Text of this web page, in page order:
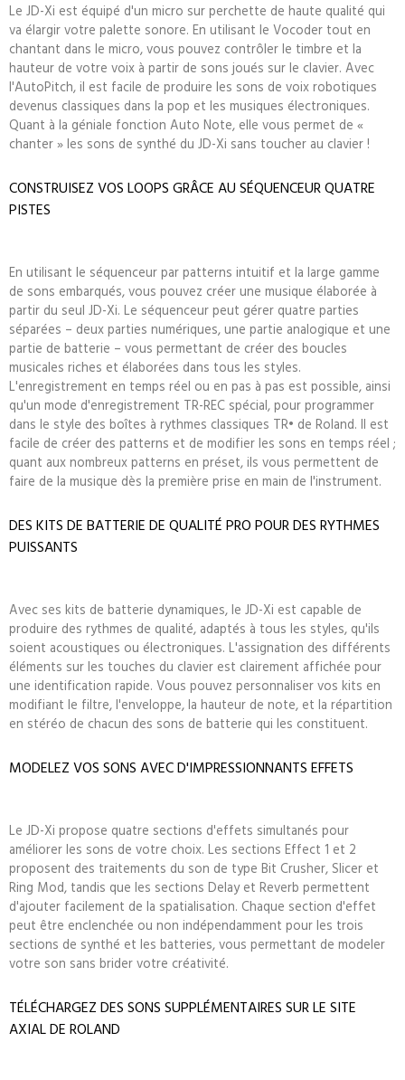
Le JD-Xi est équipé d'un micro sur perchette de haute qualité qui
va élargir votre palette sonore. En utilisant le Vocoder tout en
chantant dans le micro, vous pouvez contrôler le timbre et la
hauteur de votre voix à partir de sons joués sur le clavier. Avec
l'AutoPitch, il est facile de produire les sons de voix robotiques
devenus classiques dans la pop et les musiques électroniques.
Quant à la géniale fonction Auto Note, elle vous permet de «
chanter » les sons de synthé du JD-Xi sans toucher au clavier !
CONSTRUISEZ VOS LOOPS GRÂCE AU SÉQUENCEUR QUATRE
PISTES
En utilisant le séquenceur par patterns intuitif et la large gamme
de sons embarqués, vous pouvez créer une musique élaborée à
partir du seul JD-Xi. Le séquenceur peut gérer quatre parties
séparées – deux parties numériques, une partie analogique et une
partie de batterie – vous permettant de créer des boucles
musicales riches et élaborées dans tous les styles.
L'enregistrement en temps réel ou en pas à pas est possible, ainsi
qu'un mode d'enregistrement TR-REC spécial, pour programmer
dans le style des boîtes à rythmes classiques TR• de Roland. Il est
facile de créer des patterns et de modifier les sons en temps réel ;
quant aux nombreux patterns en préset, ils vous permettent de
faire de la musique dès la première prise en main de l'instrument.
DES KITS DE BATTERIE DE QUALITÉ PRO POUR DES RYTHMES
PUISSANTS
Avec ses kits de batterie dynamiques, le JD-Xi est capable de
produire des rythmes de qualité, adaptés à tous les styles, qu'ils
soient acoustiques ou électroniques. L'assignation des différents
éléments sur les touches du clavier est clairement affichée pour
une identification rapide. Vous pouvez personnaliser vos kits en
modifiant le filtre, l'enveloppe, la hauteur de note, et la répartition
en stéréo de chacun des sons de batterie qui les constituent.
MODELEZ VOS SONS AVEC D'IMPRESSIONNANTS EFFETS
Le JD-Xi propose quatre sections d'effets simultanés pour
améliorer les sons de votre choix. Les sections Effect 1 et 2
proposent des traitements du son de type Bit Crusher, Slicer et
Ring Mod, tandis que les sections Delay et Reverb permettent
d'ajouter facilement de la spatialisation. Chaque section d'effet
peut être enclenchée ou non indépendamment pour les trois
sections de synthé et les batteries, vous permettant de modeler
votre son sans brider votre créativité.
TÉLÉCHARGEZ DES SONS SUPPLÉMENTAIRES SUR LE SITE
AXIAL DE ROLAND